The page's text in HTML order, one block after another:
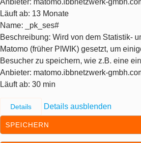
Läuft ab: 13 Monate
Name: _pk_ses#
Beschreibung: Wird von dem Statistik-
Matomo (früher PIWIK) gesetzt, um
Besucher zu speichern, wie z.B. eine
Anbieter: matomo.ibbnetzwerk-
Läuft ab: 30 min
Details Details ausblenden
SPEICHERN